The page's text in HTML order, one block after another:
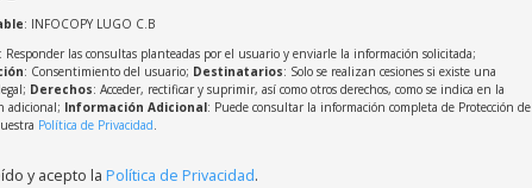
: INFOCOPY LUGO C.B
: Responder las consultas planteadas por el usuario y enviarle la información solicitada;
: Consentimiento del usuario; Destinatarios: Solo se realizan cesiones si existe una
Derechos: Acceder, rectificar y suprimir, así como otros derechos, como se indica en la
adicional; Información Adicional: Puede consultar la información completa de Protección de
Política de Privacidad.
y acepto la Política de Privacidad.